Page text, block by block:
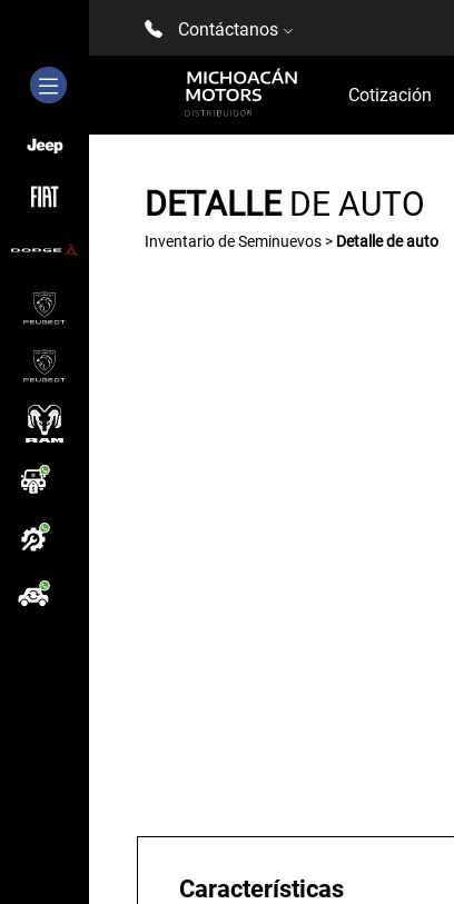
Contáctanos
Cotización
DETALLEDE AUTO
Inventario de Seminuevos > Detalle de auto
Características